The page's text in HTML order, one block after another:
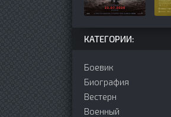
КАТЕГОРИИ:
Боевик
Биография
Вестерн
Военный